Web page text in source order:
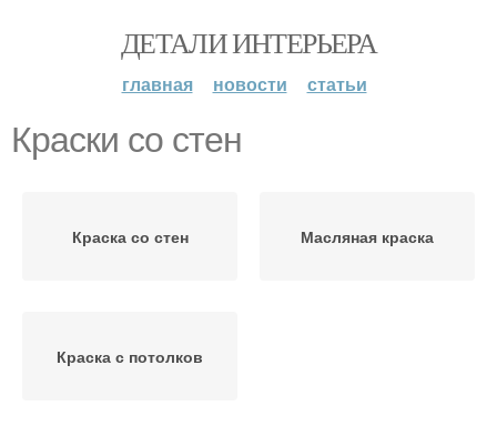
ДЕТАЛИ ИНТЕРЬЕРА
главная новости статьи
Краски со стен
Краска со стен Масляная краска
Краска с потолков